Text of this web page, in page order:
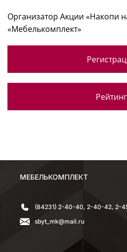
Организатор Акции «Накопи
«Мебелькомплект»
Рейтинг
МЕБЕЛЬКОМПЛЕКТ
(84231) 2-40-40, 2-40-42, 2-
sbyt_mk@mail.ru